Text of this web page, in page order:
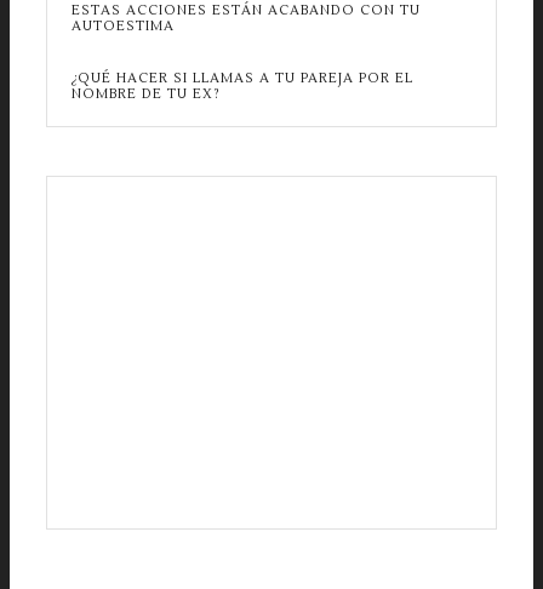
ESTAS ACCIONES ESTÁN ACABANDO CON TU
AUTOESTIMA
¿QUÉ HACER SI LLAMAS A TU PAREJA POR EL
NOMBRE DE TU EX?